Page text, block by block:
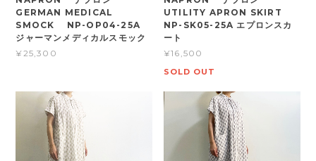
GERMAN MEDICAL
SMOCK NP-OP04-25A
ジャーマンメディカルスモック
¥25,300
UTILITY APRON SKIRT
NP-SK05-25A エプロンスカ
ート
¥16,500
SOLD OUT